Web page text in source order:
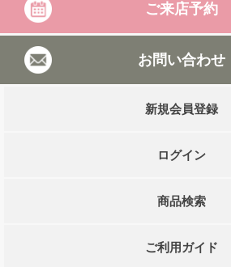
ご来店予約
お問い合わせ
新規会員登録
ログイン
商品検索
ご利用ガイド